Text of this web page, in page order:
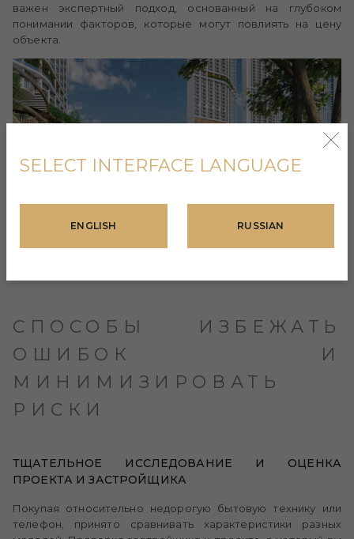
важен экспертный подход, основанный на глубоком
понимании факторов, которые могут повлиять на цену
объекта.
СПОСОБЫ ИЗБЕЖАТЬ
ОШИБОК И
МИНИМИЗИРОВАТЬ
РИСКИ
ТЩАТЕЛЬНОЕ ИССЛЕДОВАНИЕ И ОЦЕНКА
ПРОЕКТА И ЗАСТРОЙЩИКА
Покупая относительно недорогую бытовую технику или
телефон, принято сравнивать характеристики разных
SELECT INTERFACE LANGUAGE
ENGLISH RUSSIAN